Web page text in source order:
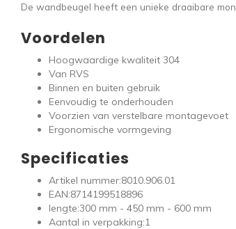
De wandbeugel heeft een unieke draaibare
Voordelen
Hoogwaardige kwaliteit 304
Van RVS
Binnen en buiten gebruik
Eenvoudig te onderhouden
Voorzien van verstelbare montagevoet
Ergonomische vormgeving
Specificaties
Artikel nummer:8010.906.01
EAN:8714199518896
lengte:300 mm - 450 mm - 600 mm
Aantal in verpakking:1